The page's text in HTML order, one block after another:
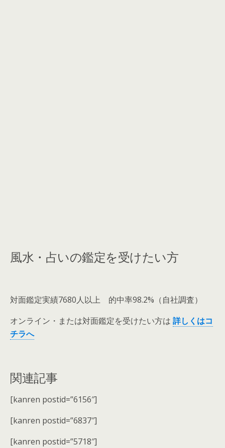
風水・占いの鑑定を受けたい方
対面鑑定実績7680人以上 的中率98.2%（自社調査）
オンライン・または対面鑑定を受けたい方は 詳しくはコ
チラへ
関連記事
[kanren postid=”6156″]
[kanren postid=”6837″]
[kanren postid=”5718″]